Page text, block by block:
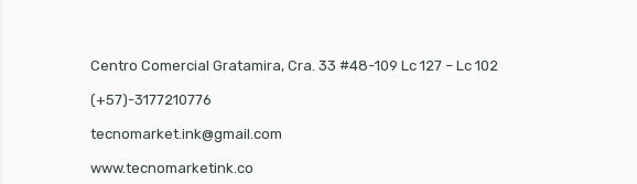
Centro Comercial Gratamira, Cra. 33 #48-109 Lc 127 – Lc 102
(+57)-3177210776
tecnomarket.ink@gmail.com
www.tecnomarketink.co